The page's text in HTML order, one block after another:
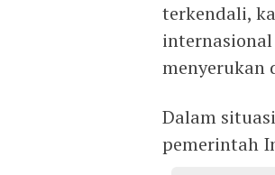
terkendali,
menyerukan
Dalam
pemerintah